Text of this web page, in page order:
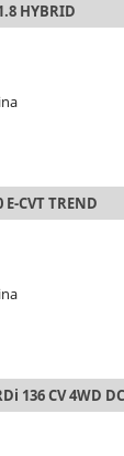
HYBRID
CVT TREND
136 CV 4WD